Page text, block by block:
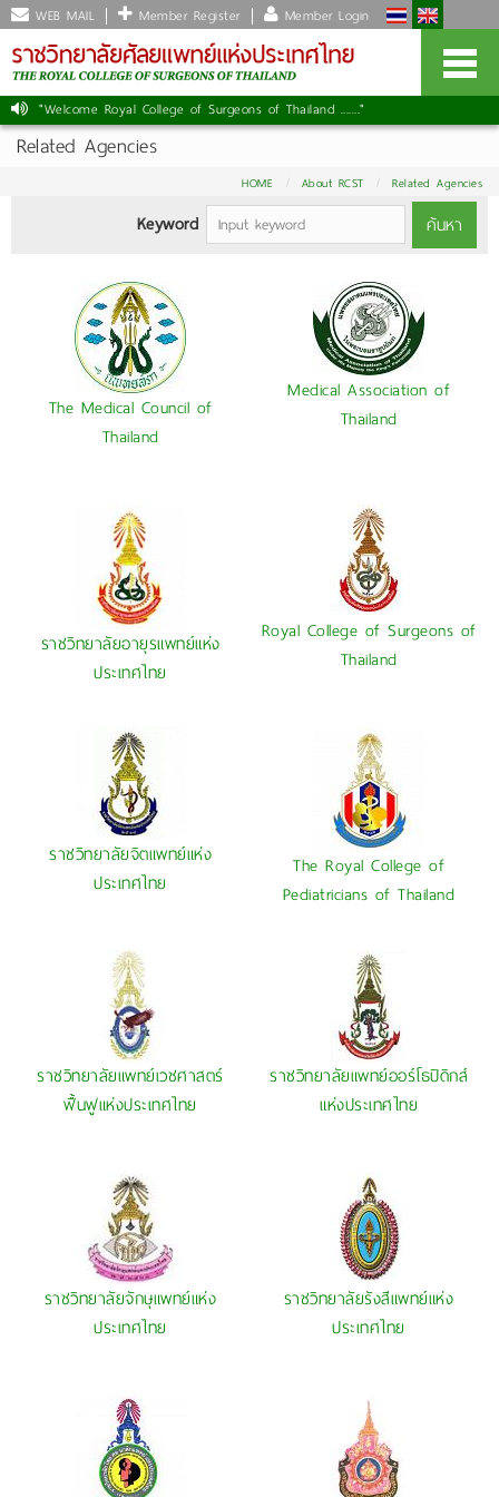
WEB MAIL Member Register Member Login
"Welcome Royal College of Surgeons of Thailand ......."
Related Agencies
HOME About RCST Related Agencies
Keyword ค้นหา
The Medical Council of
Thailand
Medical Association of
Thailand
ราชวิทยาลัยอายุรแพทย์แห่ง
ประเทศไทย
Royal College of Surgeons of
Thailand
ราชวิทยาลัยจิตแพทย์แห่ง
ประเทศไทย
The Royal College of
Pediatricians of Thailand
ราชวิทยาลัยแพทย์เวชศาสตร์
ฟื้นฟูแห่งประเทศไทย
ราชวิทยาลัยแพทย์ออร์โธปิดิกส์
แห่งประเทศไทย
ราชวิทยาลัยจักษุแพทย์แห่ง
ประเทศไทย
ราชวิทยาลัยรังสีแพทย์แห่ง
ประเทศไทย